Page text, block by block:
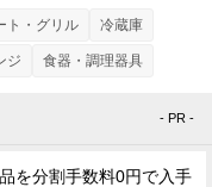
ト・グリル 冷蔵庫
ジ 食器・調理器具
- PR -
を分割手数料0円で入手